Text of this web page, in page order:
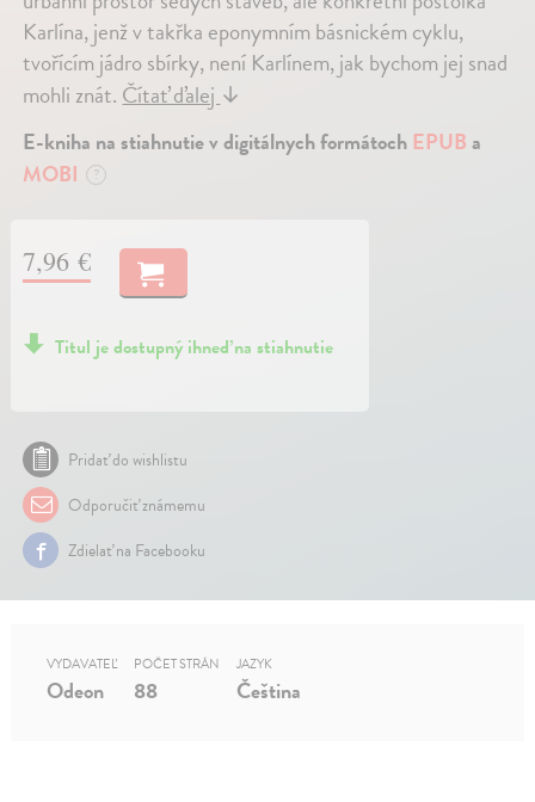
Karlína, jenž v takřka eponymním básnickém cyklu,
tvořícím jádro sbírky, není Karlínem, jak bychom jej snad
mohli znát. Čítať ďalej ↓
E-kniha na stiahnutie v digitálnych formátoch EPUBa
MOBI
?
7,96 €
Titul je dostupný ihneď na stiahnutie
Pridať do wishlistu
Odporučiť známemu
Zdielať na Facebooku
VYDAVATEĽ
Odeon
POČET STRÁN
88
JAZYK
Čeština